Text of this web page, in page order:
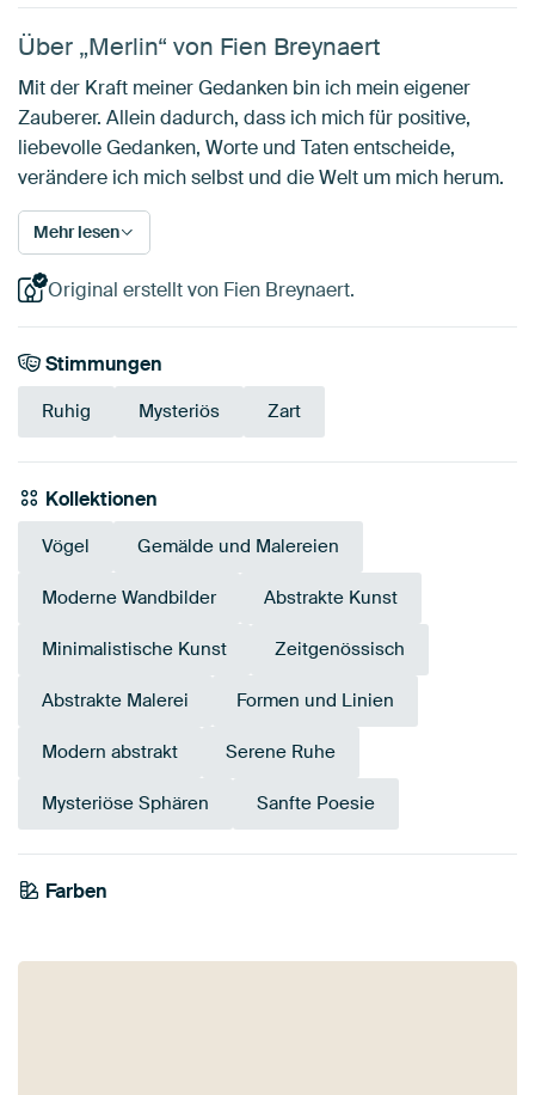
Über „Merlin“ von Fien Breynaert
Mit der Kraft meiner Gedanken bin ich mein eigener
Zauberer. Allein dadurch, dass ich mich für positive,
liebevolle Gedanken, Worte und Taten entscheide,
verändere ich mich selbst und die Welt um mich herum.
Mehr lesen
Original erstellt von Fien Breynaert.
Stimmungen
Ruhig Mysteriös Zart
Kollektionen
Vögel Gemälde und Malereien
Moderne Wandbilder Abstrakte Kunst
Minimalistische Kunst Zeitgenössisch
Abstrakte Malerei Formen und Linien
Modern abstrakt Serene Ruhe
Mysteriöse Sphären Sanfte Poesie
Farben
Lila
Rosa
Braun